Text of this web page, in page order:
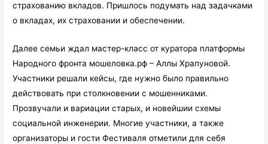
страхованию вкладов. Пришлось подумать над задачками
о вкладах, их страховании и обеспечении.
Далее семьи ждал мастер-класс от куратора платформы
Народного фронта мошеловка.рф – Аллы Храпуновой.
Участники решали кейсы, где нужно было правильно
действовать при столкновении с мошенниками.
Прозвучали и вариации старых, и новейшии схемы
социальной инженерии. Многие участники, а также
организаторы и гости Фестиваля отметили для себя